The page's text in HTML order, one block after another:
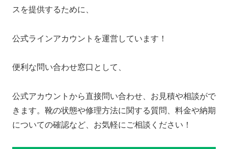
スを提供するために、
公式ラインアカウントを運営しています！
便利な問い合わせ窓口として、
公式アカウントから直接問い合わせ、お見積や相談がで
きます。靴の状態や修理方法に関する質問、料金や納期
についての確認など、お気軽にご相談ください！